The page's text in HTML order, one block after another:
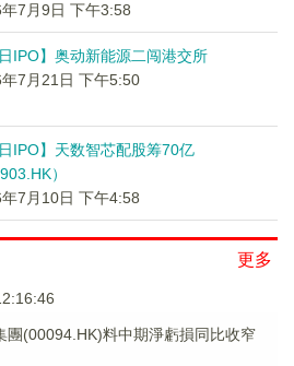
7月9日 下午3:58
日IPO】奥动新能源二闯港交所
7月21日 下午5:50
日IPO】天数智芯配股筹70亿
）
7月10日 下午4:58
更多
團(00094.HK)料中期淨虧損同比收窄